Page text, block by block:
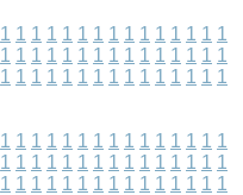
1 1 1 1 1 1 1 1 1 1 1 1 1 1 1
1 1 1 1 1 1 1 1 1 1 1 1 1 1 1
1 1 1 1 1 1 1 1 1 1 1 1 1 1 1
1 1 1 1 1 1 1 1 1 1 1 1 1 1 1
1 1 1 1 1 1 1 1 1 1 1 1 1 1 1
1 1 1 1 1 1 1 1 1 1 1 1 1 1 1